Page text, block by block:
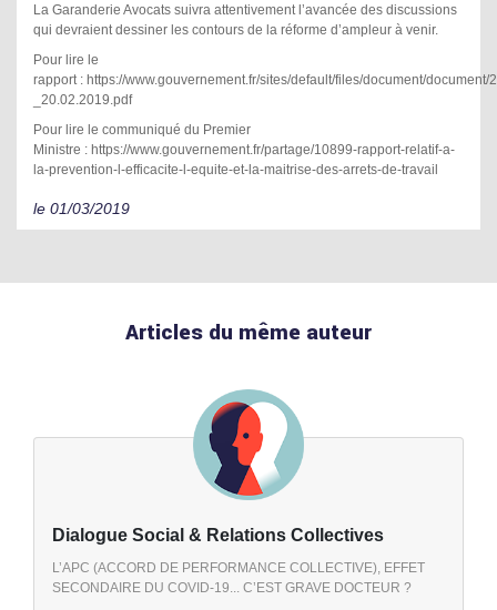
La Garanderie Avocats suivra attentivement l’avancée des discussions
qui devraient dessiner les contours de la réforme d’ampleur à venir.
Pour lire le
rapport : https://www.gouvernement.fr/sites/default/files/document/
_20.02.2019.pdf
Pour lire le communiqué du Premier
Ministre : https://www.gouvernement.fr/partage/10899-rapport-relatif-a-
la-prevention-l-efficacite-l-equite-et-la-maitrise-des-arrets-de-travail
le 01/03/2019
Articles du même auteur
Dialogue Social & Relations Collectives
L’APC (ACCORD DE PERFORMANCE COLLECTIVE), EFFET
SECONDAIRE DU COVID-19... C’EST GRAVE DOCTEUR ?